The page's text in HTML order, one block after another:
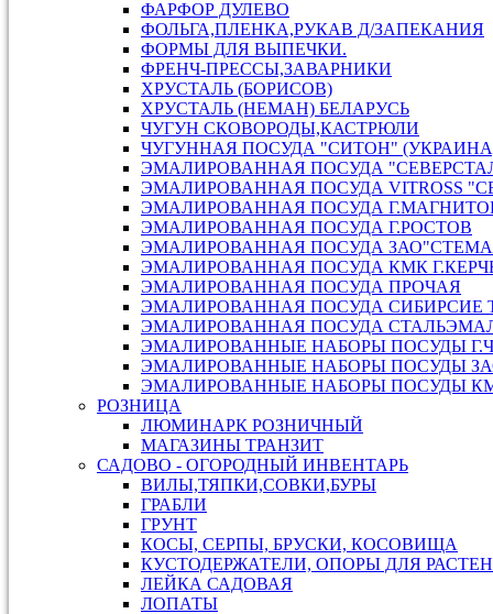
ФАРФОР ДУЛЕВО
ФОЛЬГА,ПЛЕНКА,РУКАВ Д/ЗАПЕКАНИЯ
ФОРМЫ ДЛЯ ВЫПЕЧКИ.
ФРЕНЧ-ПРЕССЫ,ЗАВАРНИКИ
ХРУСТАЛЬ (БОРИСОВ)
ХРУСТАЛЬ (НЕМАН) БЕЛАРУСЬ
ЧУГУН СКОВОРОДЫ,КАСТРЮЛИ
ЧУГУННАЯ ПОСУДА "СИТОН"
ЭМАЛИРОВАННАЯ ПОСУДА
ЭМАЛИРОВАННАЯ ПОСУДА VITROSS
ЭМАЛИРОВАННАЯ ПОСУДА
ЭМАЛИРОВАННАЯ ПОСУДА Г.РОСТОВ
ЭМАЛИРОВАННАЯ ПОСУДА
ЭМАЛИРОВАННАЯ ПОСУДА КМК
ЭМАЛИРОВАННАЯ ПОСУДА ПРОЧАЯ
ЭМАЛИРОВАННАЯ ПОСУДА СИБИРСИЕ
ЭМАЛИРОВАННАЯ ПОСУДА
ЭМАЛИРОВАННЫЕ НАБОРЫ ПОСУДЫ
ЭМАЛИРОВАННЫЕ НАБОРЫ ПОСУДЫ
ЭМАЛИРОВАННЫЕ НАБОРЫ ПОСУДЫ
РОЗНИЦА
ЛЮМИНАРК РОЗНИЧНЫЙ
МАГАЗИНЫ ТРАНЗИТ
САДОВО - ОГОРОДНЫЙ ИНВЕНТАРЬ
ВИЛЫ,ТЯПКИ,СОВКИ,БУРЫ
ГРАБЛИ
ГРУНТ
КОСЫ, СЕРПЫ, БРУСКИ, КОСОВИЩА
КУСТОДЕРЖАТЕЛИ, ОПОРЫ ДЛЯ
ЛЕЙКА САДОВАЯ
ЛОПАТЫ